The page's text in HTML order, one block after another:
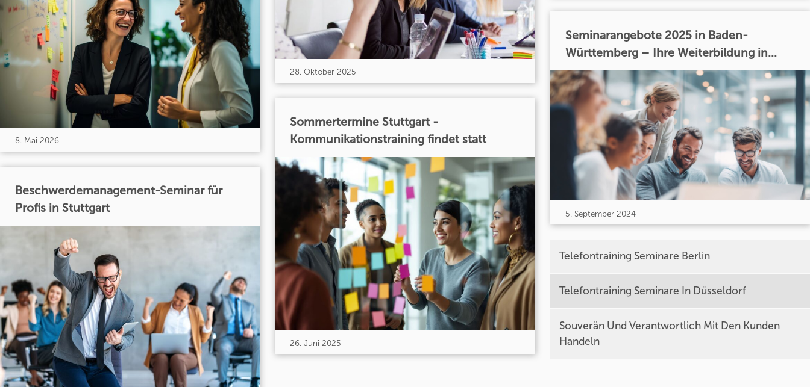
8. Mai 2026
Beschwerdemanagement-Seminar für
Profis in Stuttgart
28. Oktober 2025
Sommertermine Stuttgart -
Kommunikationstraining findet statt
26. Juni 2025
Seminarangebote 2025 in Baden-
Württemberg – Ihre Weiterbildung in...
5. September 2024
Telefontraining Seminare Berlin
Telefontraining Seminare In Düsseldorf
Souverän Und Verantwortlich Mit Den Kunden
Handeln